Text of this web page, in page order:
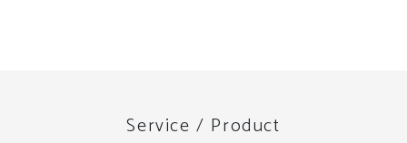
Service / Product